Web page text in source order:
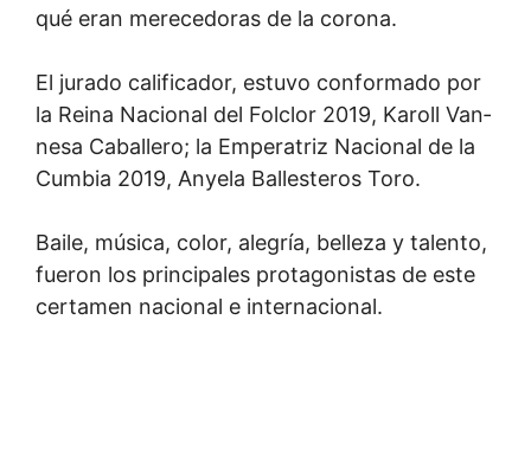
qué eran merecedoras de la corona.
El jurado calificador, estuvo confor­mado por
la Reina Nacional del Folclor 2019, Karoll Van­
nesa Caballero; la Emperatriz Nacional de la
Cumbia 2019, Anyela Ballesteros Toro.
Baile, música, color, alegría, belleza y talento,
fueron los principales protagonistas de este
certamen nacional e inter­nacional.